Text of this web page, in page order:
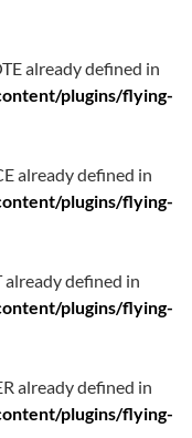
already defined in
plugins/flying-
already defined in
plugins/flying-
defined in
plugins/flying-
already defined in
plugins/flying-